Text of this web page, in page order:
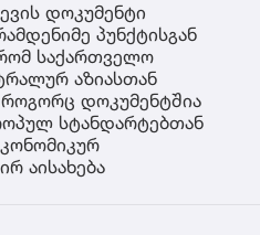
დოკუმენტი
პუნქტისგან
საქართველო
აზიასთან
როგორც დოკუმენტშია
სტანდარტებთან
აისახება